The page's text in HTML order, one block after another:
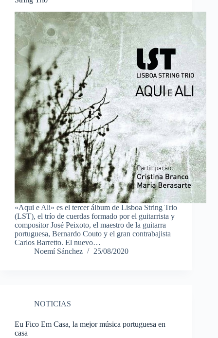
«Aqui e Ali» es el tercer álbum de Lisboa String Trio
(LST), el trío de cuerdas formado por el guitarrista y
compositor José Peixoto, el maestro de la guitarra
portuguesa, Bernardo Couto y el gran contrabajista
Carlos Barretto. El nuevo…
Noemí Sánchez
25/08/2020
NOTICIAS
Eu Fico Em Casa, la mejor música portuguesa en
casa